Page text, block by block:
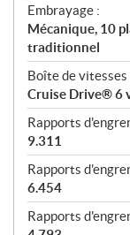
Embrayage :
Mécanique, 10
traditionnel
Boîte de vitesses
Cruise Drive® 6
Rapports
9.311
Rapports
6.454
Rapports